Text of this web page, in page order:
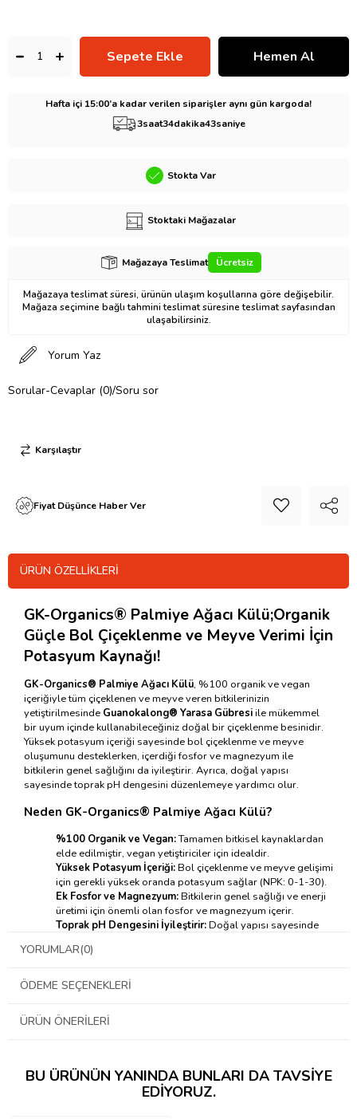
Hafta içi 15:00’a kadar verilen siparişler aynı gün kargoda!
3saat34dakika42saniye
Stokta Var
Stoktaki Mağazalar
Mağazaya Teslimat Ücretsiz
Mağazaya teslimat süresi, ürünün ulaşım koşullarına göre değişebilir.
Mağaza seçimine bağlı tahmini teslimat süresine teslimat sayfasından
ulaşabilirsiniz.
Yorum Yaz
Sorular-Cevaplar (0)/Soru sor
Karşılaştır
Fiyat Düşünce Haber Ver
ÜRÜN ÖZELLIKLERI
GK-Organics® Palmiye Ağacı Külü;Organik
Güçle Bol Çiçeklenme ve Meyve Verimi İçin
Potasyum Kaynağı!
GK-Organics® Palmiye Ağacı Külü, %100 organik ve vegan
içeriğiyle tüm çiçeklenen ve meyve veren bitkilerinizin
yetiştirilmesinde Guanokalong® Yarasa Gübresiile mükemmel
bir uyum içinde kullanabileceğiniz doğal bir çiçeklenme besinidir.
Yüksek potasyum içeriği sayesinde bol çiçeklenme ve meyve
oluşumunu desteklerken, içerdiği fosfor ve magnezyum ile
bitkilerin genel sağlığını da iyileştirir. Ayrıca, doğal yapısı
sayesinde toprak pH dengesini düzenlemeye yardımcı olur.
Neden GK-Organics® Palmiye Ağacı Külü?
%100 Organik ve Vegan:Tamamen bitkisel kaynaklardan
elde edilmiştir, vegan yetiştiriciler için idealdir.
Yüksek Potasyum İçeriği:Bol çiçeklenme ve meyve gelişimi
için gerekli yüksek oranda potasyum sağlar (NPK: 0-1-30).
Ek Fosfor ve Magnezyum:Bitkilerin genel sağlığı ve enerji
üretimi için önemli olan fosfor ve magnezyum içerir.
Toprak pH Dengesini İyileştirir:Doğal yapısı sayesinde
Guanokalong® ile Sinerji:
Geniş Kullanım Alanı:
Kolay Uygulama:
karıştırılır veya toprağa serpilerek uygulanır.
GK-Organics® Palmiye Ağacı Külü'nün yüksek potasyum içeriği,
çiçeklenme dönemindeki bitkilerin artan potasyum ihtiyacını doğal
yollarla karşılar. Potasyum, bol çiçek oluşumu, meyve tutumu,
YORUMLAR(0)
ÖDEME SEÇENEKLERI
ÜRÜN ÖNERILERI
BU ÜRÜNÜN YANINDA BUNLARI DA TAVSIYE
EDIYORUZ.